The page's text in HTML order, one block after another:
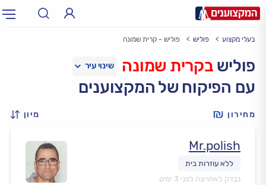
עירעיר: תל אביב, חיפה…
בעלי מקצוע פוליש פוליש - קרית שמונה
פוליש בקרית שמונה
עם הפיקוח של המקצוענים
מחירון מיון
Mr.polish
נבדק לאחרונה לפני 3 ימים